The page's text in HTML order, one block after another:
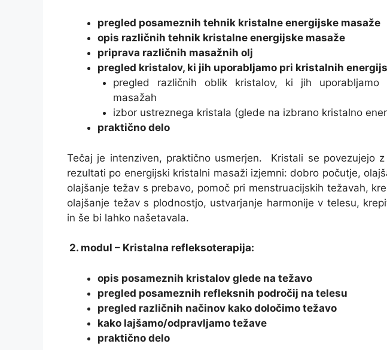
pregled posameznih tehnik kristalne energijske masaže
opis različnih tehnik kristalne energijske masaže
priprava različnih masažnih olj
pregled kristalov, ki jih uporabljamo pri kristalnih
pregled različnih oblik kristalov, ki jih uporabljamo
masažah
izbor ustreznega kristala (glede na izbrano kristalno
praktično delo
Tečaj je intenziven, praktično usmerjen. Kristali se povezujejo
rezultati po energijski kristalni masaži izjemni: dobro počutje,
olajšanje težav s prebavo, pomoč pri menstruacijskih težavah,
olajšanje težav s plodnostjo, ustvarjanje harmonije v telesu,
in še bi lahko našetavala.
2. modul – Kristalna refleksoterapija:
opis posameznih kristalov glede na težavo
pregled posameznih refleksnih področij na telesu
pregled različnih načinov kako določimo težavo
kako lajšamo/odpravljamo težave
praktično delo